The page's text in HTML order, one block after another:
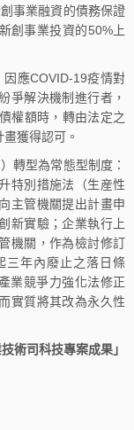
事業融資的債務保證
創事業投資的50%上
因應COVID-19疫情對
爭解決機制進行者，
權額時，轉由法定之
獲得認可。
轉型為常態型制度：
特別措施法（生産性
主管機關提出計畫申
新實驗；企業執行上
機關，作為檢討修訂
三年內廢止之落日條
業競爭力強化法修正
實質將其改為永久性
術司科技專案成果」